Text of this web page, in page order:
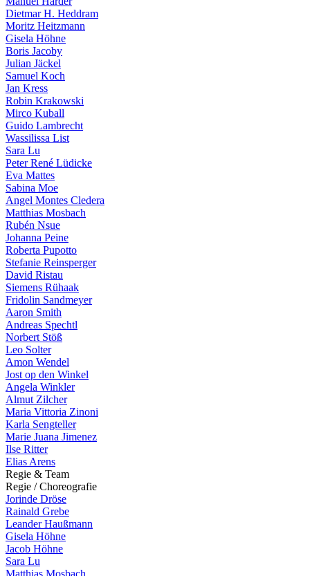
Dietmar H. Heddram
Moritz Heitzmann
Gisela Höhne
Boris Jacoby
Julian Jäckel
Samuel Koch
Jan Kress
Robin Krakowski
Mirco Kuball
Guido Lambrecht
Wassilissa List
Sara Lu
Peter René Lüdicke
Eva Mattes
Sabina Moe
Angel Montes Cledera
Matthias Mosbach
Rubén Nsue
Johanna Peine
Roberta Pupotto
Stefanie Reinsperger
David Ristau
Siemens Rühaak
Fridolin Sandmeyer
Aaron Smith
Andreas Spechtl
Norbert Stöß
Leo Solter
Amon Wendel
Jost op den Winkel
Angela Winkler
Almut Zilcher
Maria Vittoria Zinoni
Karla Sengteller
Marie Juana Jimenez
Ilse Ritter
Elias Arens
Regie & Team
Regie / Choreografie
Jorinde Dröse
Rainald Grebe
Leander Haußmann
Gisela Höhne
Jacob Höhne
Sara Lu